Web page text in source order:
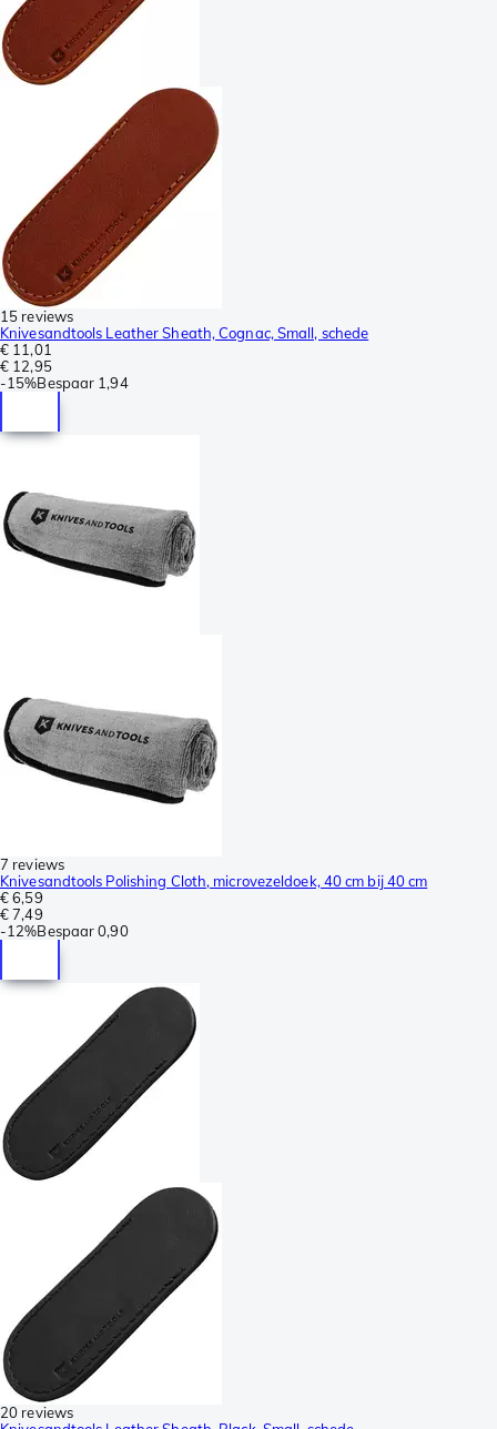
15 reviews
Knivesandtools Leather Sheath, Cognac, Small, schede
€ 11,01
€ 12,95
-15%Bespaar 1,94
7 reviews
Knivesandtools Polishing Cloth, microvezeldoek, 40 cm bij 40 cm
€ 6,59
€ 7,49
-12%Bespaar 0,90
20 reviews